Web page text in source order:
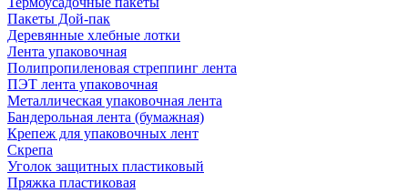
Пакеты Дой-пак
Деревянные хлебные лотки
Лента упаковочная
Полипропиленовая стреппинг лента
ПЭТ лента упаковочная
Металлическая упаковочная лента
Бандерольная лента (бумажная)
Крепеж для упаковочных лент
Скрепа
Уголок защитных пластиковый
Пряжка пластиковая